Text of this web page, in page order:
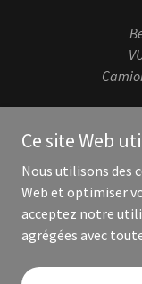
Copyright ©
Ce site Web
Nous utilisons des
Web et optimiser
acceptez notre
agrégées avec